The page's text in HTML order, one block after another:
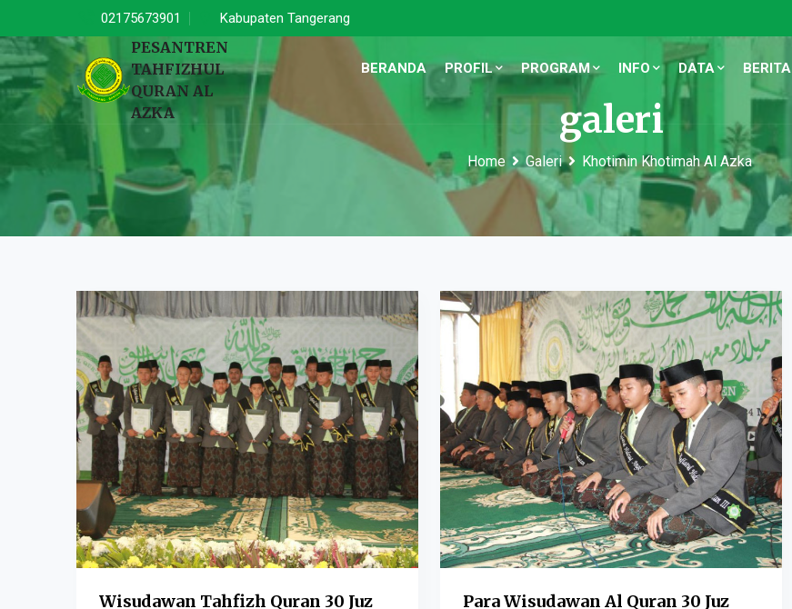
02175673901 Kabupaten Tangerang
PESANTREN
TAHFIZHUL
QURAN AL
AZKA
BERANDA PROFIL PROGRAM INFO DATA BERITA
galeri
Home Galeri Khotimin Khotimah Al Azka
Wisudawan Tahfizh Quran 30 Juz Para Wisudawan Al Quran 30 Juz